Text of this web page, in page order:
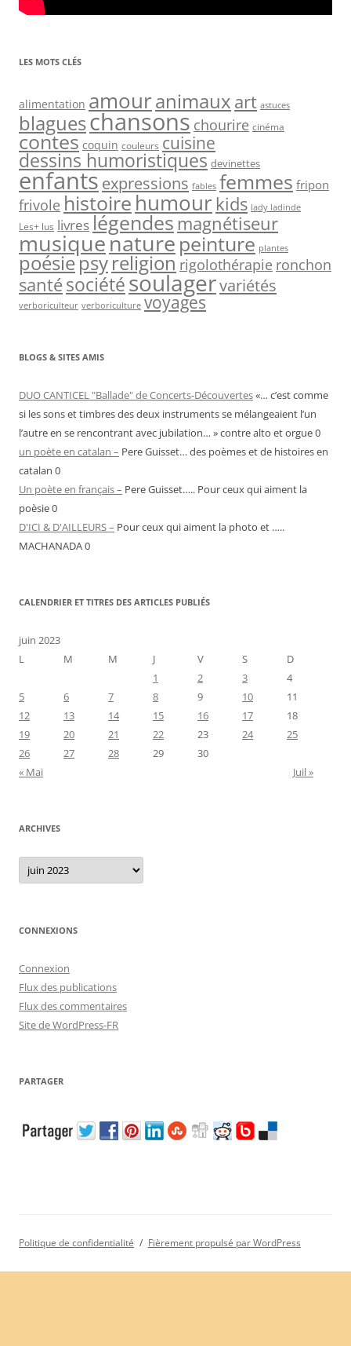
LES MOTS CLÉS
alimentation amouranimaux art astuces
blagueschansons chourire cinéma
contes coquin couleurs cuisine
dessins humoristiques devinettes
enfantsexpressions fables femmes fripon
frivole histoire humour kids lady ladinde
Les+ lus livreslégendes magnétiseur
musiquenature peinture plantes
poésiepsyreligion rigolothérapie ronchon
santésociétésoulagervariétés
verboriculteur verboriculture voyages
BLOGS & SITES AMIS
DUO CANTICEL "Ballade" de Concerts-Découvertes«… c’est comme
si les sons et timbres des deux instruments se mélangeaient l’un
l’autre en se rencontrant avec jubilation… » contre alto et orgue 0
un poète en catalan – Pere Guisset… des poèmes et de histoires en
catalan 0
Un poète en français – Pere Guisset….. Pour ceux qui aiment la
poèsie 0
D'ICI & D'AILLEURS – Pour ceux qui aiment la photo et …..
MACHANADA 0
CALENDRIER ET TITRES DES ARTICLES PUBLIÉS
juin 2023
L
M M J V S
D
1
2 3
4
5
6 7 8 9 10
11
12
13 14 15 16 17
18
19
20 21 22 23 24
25
26
27 28 29
30
« Mai
Juil »
ARCHIVES
Archives
CONNEXIONS
Connexion
Flux des publications
Flux des commentaires
Site de WordPress-FR
PARTAGER
Politique de confidentialité Fièrement propulsé par WordPress